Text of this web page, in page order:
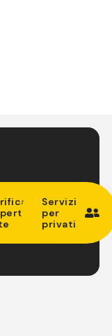
Servizi
per
privati